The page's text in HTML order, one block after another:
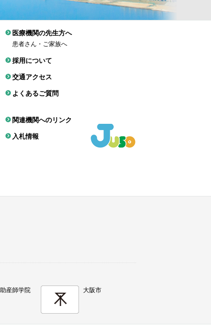
医療機関の先生方へ
患者さん・ご家族へ
採用について
交通アクセス
よくあるご質問
関連機関へのリンク
入札情報
助産師学院 大阪市